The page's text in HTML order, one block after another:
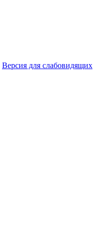
Версия для слабовидящих